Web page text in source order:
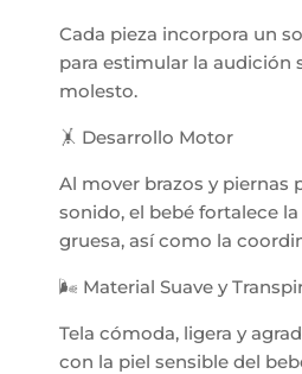
Cada pieza incorpora un
para estimular la audición
molesto.
🤸 Desarrollo Motor
Al mover brazos y piernas
sonido, el bebé fortalece
gruesa, así como la
🌬 Material Suave y
Tela cómoda, ligera y
con la piel sensible del